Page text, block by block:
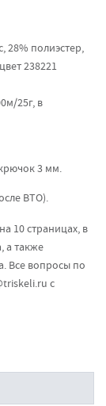
28% полиэстер,
238221
25г, в
3 мм.
ВТО).
10 страницах, в
а также
Все вопросы по
с